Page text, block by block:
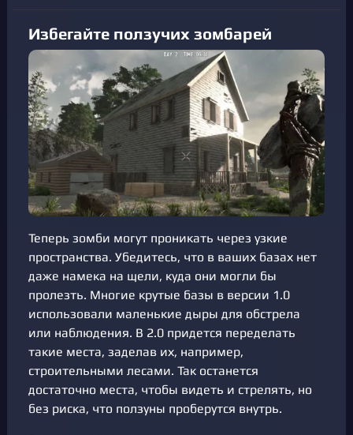
Избегайте ползучих зомбарей
Теперь зомби могут проникать через узкие
пространства. Убедитесь, что в ваших базах нет
даже намека на щели, куда они могли бы
пролезть. Многие крутые базы в версии 1.0
использовали маленькие дыры для обстрела
или наблюдения. В 2.0 придется переделать
такие места, заделав их, например,
строительными лесами. Так останется
достаточно места, чтобы видеть и стрелять, но
без риска, что ползуны проберутся внутрь.